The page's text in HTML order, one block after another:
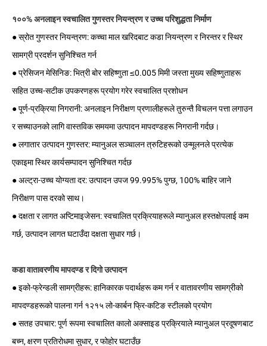
१००% अनलाइन स्वचालित गुणस्तर नियन्त्रण र उच्च परिशुद्धता निर्माण
● स्रोत गुणस्तर नियन्त्रण: कच्चा माल खरिदबाट कडा नियन्त्रण र निरन्तर र स्थिर
सामग्री प्रदर्शन सुनिश्चित गर्न
● प्रेसिजन मेसिनिङ: भित्री बोर सहिष्णुता ≤0.005 मिमी जस्ता मुख्य सहिष्णुताहरू
सहित उच्च-सटीक उपकरणहरू प्रयोग गरेर स्वचालित प्रशोधन
● पूर्ण-प्रक्रिया निगरानी: अनलाइन निरीक्षण प्रणालीहरूले तुरुन्तै विचलन पत्ता लगाउन
र सच्याउनको लागि वास्तविक समयमा उत्पादन मापदण्डहरू निगरानी गर्दछ।
● लगातार उत्पादन गुणस्तर: म्यानुअल सञ्चालन त्रुटिहरूको उन्मूलनले प्रत्येक
एकाइमा स्थिर कार्यसम्पादन सुनिश्चित गर्दछ
● अल्ट्रा-उच्च योग्यता दर: उत्पादन उपज 99.995% पुग्छ, 100% बाहिर जाने
निरीक्षण पास दरको साथ।
● दक्षता र लागत अप्टिमाइजेसन: स्वचालित प्रक्रियाहरूले म्यानुअल हस्तक्षेपलाई कम
गर्छ, उत्पादन लागत घटाउँदा दक्षता सुधार गर्छ।
कडा वातावरणीय मापदण्ड र दिगो उत्पादन
● इको-फ्रेन्डली सामग्रीहरू: हानिकारक पदार्थहरू कम गर्न र वातावरणीय सामग्रीको
मापदण्डहरूको पालना गर्न १२१५ लो-कार्बन फ्रि-कटिङ स्टीलको प्रयोग
● सतह उपचार: पूर्ण रूपमा स्वचालित कालो अक्साइड प्रक्रियाले म्यानुअल प्रदूषणबाट
बच्न, क्षरण प्रतिरोधमा सुधार, र फोहोर घटाउँछ